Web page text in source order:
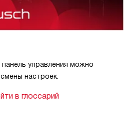
управления можно
настроек.
в глоссарий